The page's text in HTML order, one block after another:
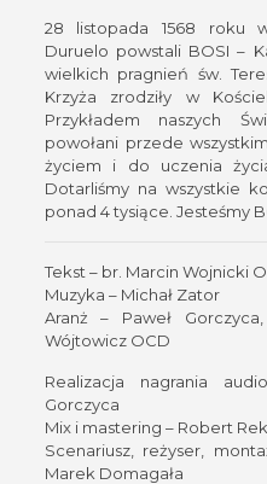
28 listopada 1568 roku
Duruelo powstali BOSI –
wielkich pragnień św.
Krzyża zrodziły w
Przykładem naszych
powołani przede
życiem i do uczenia
Dotarliśmy na wszystkie
ponad 4 tysiące. Jesteśmy
Tekst – br. Marcin Wojnicki
Muzyka – Michał Zator
Aranż – Paweł
Wójtowicz OCD
Realizacja nagrania
Gorczyca
Mix i mastering – Robert
Scenariusz, reżyser,
Marek Domagała